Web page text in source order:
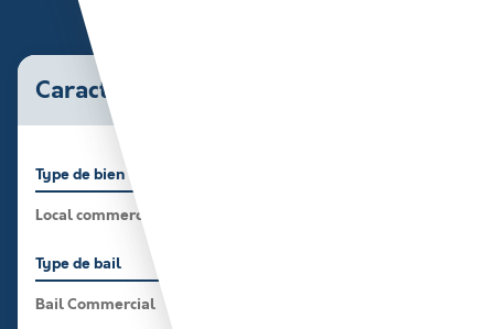
Caractéristiques du bien
Type de bien
Local commercial
Type de bail
Bail Commercial